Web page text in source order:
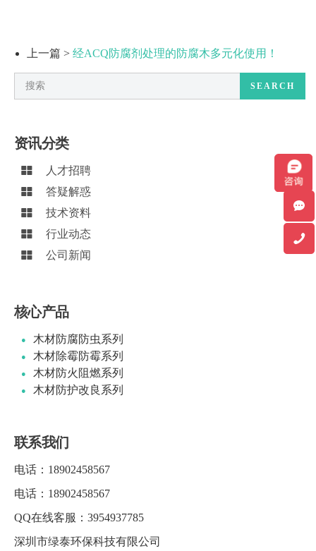
上一篇 > 经ACQ防腐剂处理的防腐木多元化使用！
SEARCH
资讯分类
人才招聘
答疑解惑
技术资料
行业动态
公司新闻
核心产品
木材防腐防虫系列
木材除霉防霉系列
木材防火阻燃系列
木材防护改良系列
联系我们
电话： 18902458567
电话： 18902458567
QQ在线客服： 3954937785
深圳市绿泰环保科技有限公司